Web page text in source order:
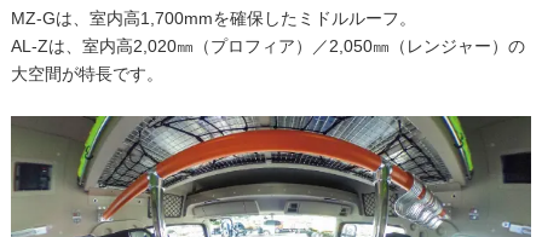
MZ-Gは、室内高1,700mmを確保したミドルルーフ。
AL-Zは、室内高2,020㎜（プロフィア）／2,050㎜（レンジャー）の
大空間が特長です。